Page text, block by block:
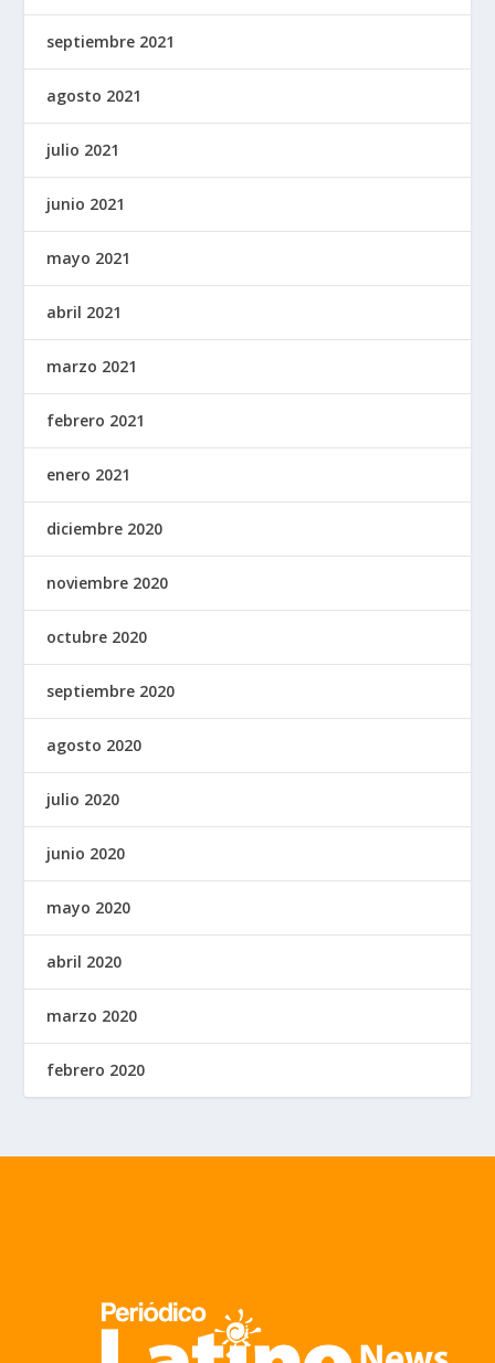
septiembre 2021
agosto 2021
julio 2021
junio 2021
mayo 2021
abril 2021
marzo 2021
febrero 2021
enero 2021
diciembre 2020
noviembre 2020
octubre 2020
septiembre 2020
agosto 2020
julio 2020
junio 2020
mayo 2020
abril 2020
marzo 2020
febrero 2020